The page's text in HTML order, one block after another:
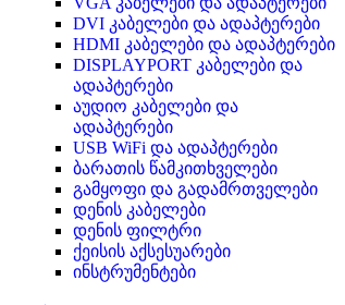
DVI კაბელები და ადაპტერები
HDMI კაბელები და ადაპტერები
DISPLAYPORT კაბელები და
ადაპტერები
აუდიო კაბელები და
ადაპტერები
USB WiFi და ადაპტერები
ბარათის წამკითხველები
გამყოფი და გადამრთველები
დენის კაბელები
დენის ფილტრი
ქეისის აქსესუარები
ინსტრუმენტები